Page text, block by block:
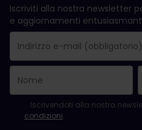
Iscriviti alla nostra newsletter
e aggiornamenti
La registrazione è avvenuta
Il campo "Indirizzo e-mail" è
L'indirizzo e-mail non è valido.
Si è verificato un errore
Sei già iscritto a questa
Per iscriversi alla newsletter,
Iscrivendoti alla nostra
condizioni.